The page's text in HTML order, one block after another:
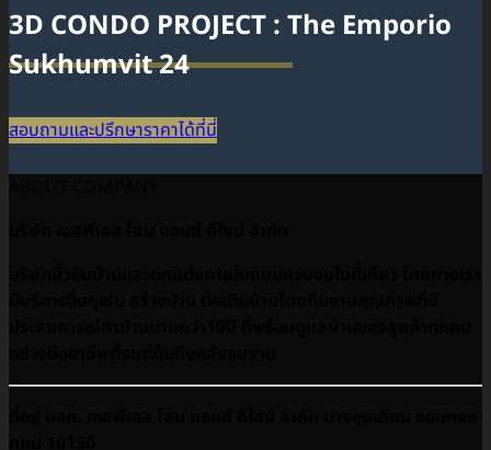
3D CONDO PROJECT : The Emporio
Sukhumvit 24
สอบถามและปรึกษาราคาได้ที่นี่